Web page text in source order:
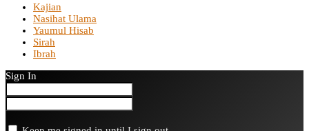
Kajian
Nasihat Ulama
Yaumul Hisab
Sirah
Ibrah
Sign In